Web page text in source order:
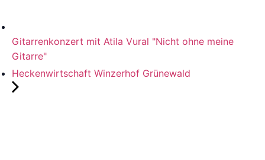
Gitarrenkonzert mit Atila Vural "Nicht ohne meine
Gitarre"
Heckenwirtschaft Winzerhof Grünewald